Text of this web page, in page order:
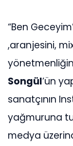
“Ben
,aranjesini,
Songül’ün
sanatçının
yağmuruna
medya